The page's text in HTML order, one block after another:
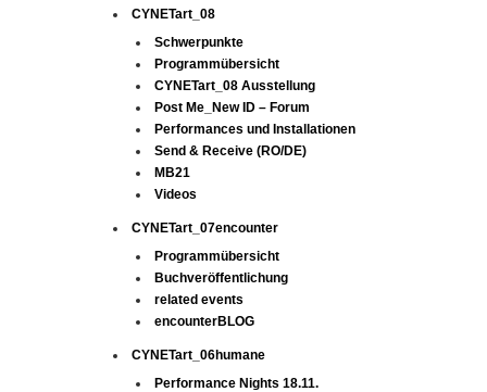
CYNETart_08
Schwerpunkte
Programmübersicht
CYNETart_08 Ausstellung
Post Me_New ID – Forum
Performances und Installationen
Send & Receive (RO/DE)
MB21
Videos
CYNETart_07encounter
Programmübersicht
Buchveröffentlichung
related events
encounterBLOG
CYNETart_06humane
Performance Nights 18.11.